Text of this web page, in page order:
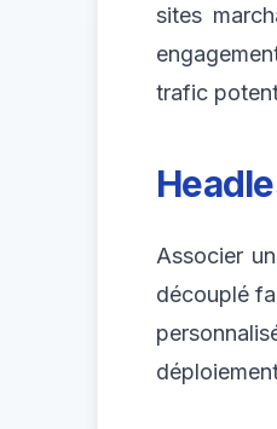
sites
trafic
Associer
découplé